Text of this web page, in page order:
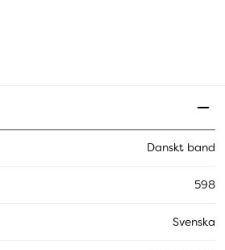
Danskt band
598
Svenska